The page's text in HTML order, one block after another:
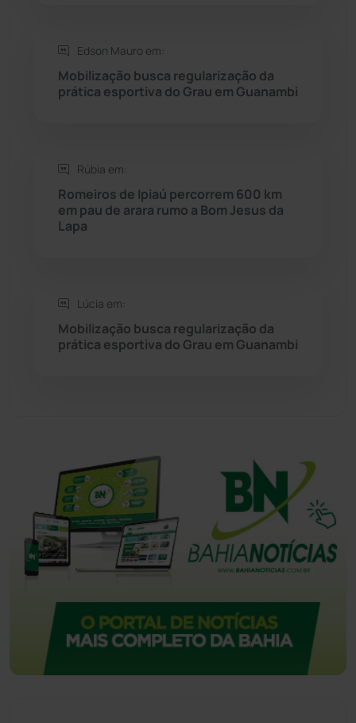
Seabra (50)
Sítio do Mato
Sudoeste Baiano (1530)
Tanque Novo
Tecnologia (12)
Edson Mauro em:
Mobilização busca regularização da
prática esportiva do Grau em Guanambi
Rúbia em:
Romeiros de Ipiaú percorrem 600 km
em pau de arara rumo a Bom Jesus da
Lapa
Lúcia em:
Mobilização busca regularização da
prática esportiva do Grau em Guanambi